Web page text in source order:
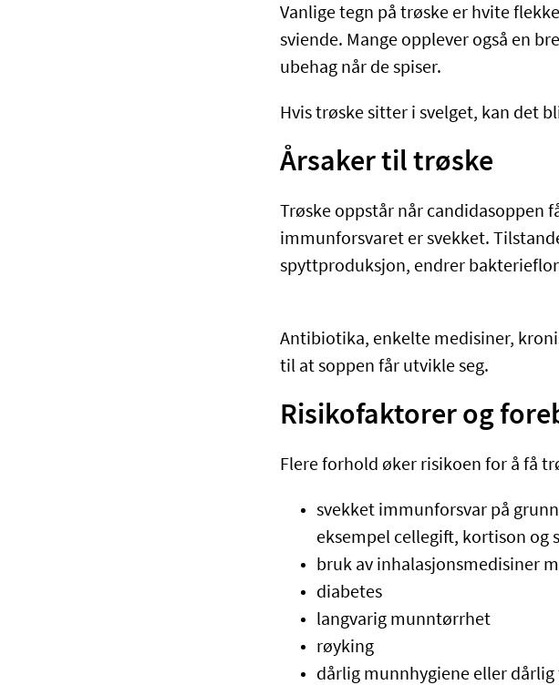
Vanlige tegn på trøske er hvite
sviende. Mange opplever også en
ubehag når de spiser.
Hvis trøske sitter i svelget, kan det
Årsaker til trøske
Trøske oppstår når candidasoppen
immunforsvaret er svekket.
spyttproduksjon, endrer
Antibiotika, enkelte medisiner,
til at soppen får utvikle seg.
Risikofaktorer og
Flere forhold øker risikoen for å få
svekket immunforsvar på
eksempel cellegift, kortison og
bruk av inhalasjonsmedisiner
diabetes
langvarig munntørrhet
røyking
dårlig munnhygiene eller